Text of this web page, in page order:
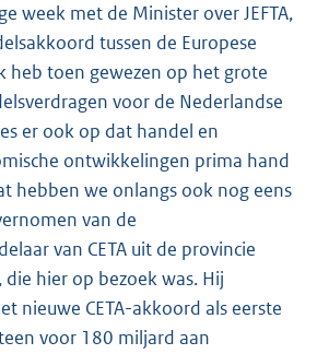
week met de Minister over JEFTA,
tussen de Europese
heb toen gewezen op het grote
voor de Nederlandse
er ook op dat handel en
ontwikkelingen prima hand
hebben we onlangs ook nog eens
van de
van CETA uit de provincie
die hier op bezoek was. Hij
nieuwe CETA-akkoord als eerste
voor 180 miljard aan